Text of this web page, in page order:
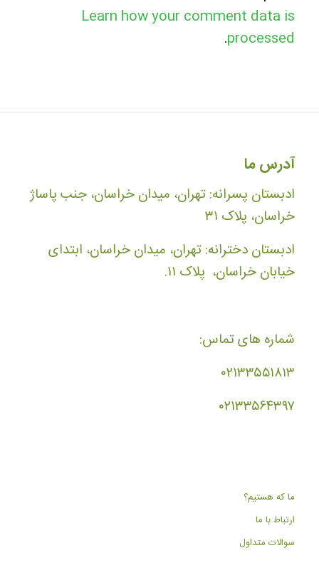
Learn how your comment data is
processed
.
آدرس ما
ادبستان پسرانه: تهران، میدان خراسان، جنب پاساژ
خراسان، پلاک ۳۱
ادبستان دخترانه: تهران، میدان خراسان، ابتدای
خیابان خراسان، پلاک ۱۱.
شماره های تماس:
۰۲۱۳۳۵۵۱۸۱۳
۰۲۱۳۳۵۶۴۳۹۷
ما که هستیم؟
ارتباط با ما
سوالات متداول